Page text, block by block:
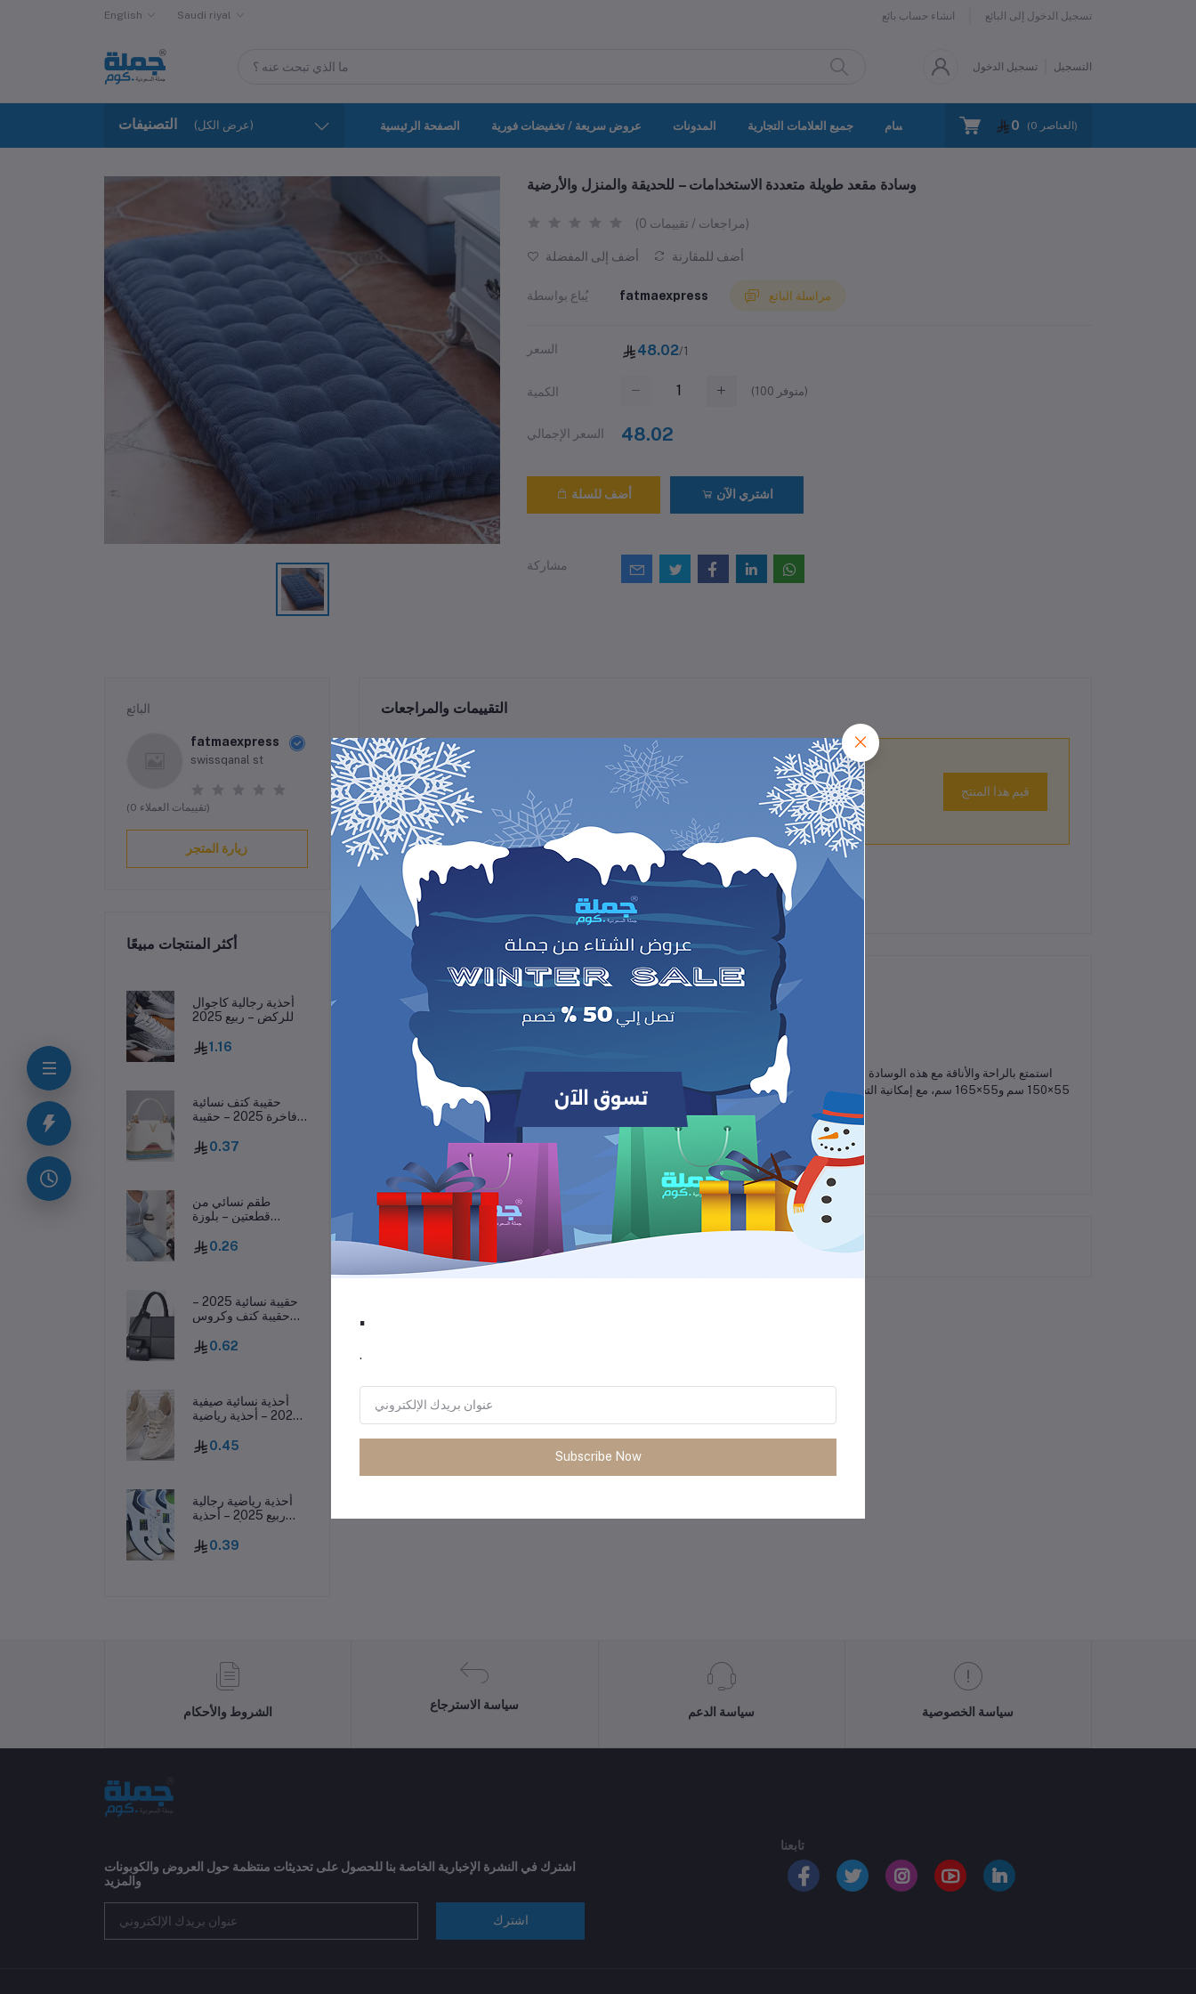
English Saudi riyal انشاء حساب بائع تسجيل الدخول إلى البائع
تسجيل الدخول التسجيل
التصنيفات (عرض الكل) الصفحة الرئيسية عروض سريعة / تخفيضات فورية المدونات جميع العلامات التجارية جميع الأقسام اتصل بنا سياسة الخصوصية 0 (0 العناصر)
وسادة مقعد طويلة متعددة الاستخدامات – للحديقة والمنزل والأرضية
(0 مراجعات / تقييمات)
أضف إلى المفضلة أضف للمقارنة
يُباع بواسطة fatmaexpress مراسلة البائع
السعر 48.02/1
الكمية (100 متوفر)
السعر الإجمالي 48.02
أضف للسلة اشتري الآن
مشاركة
البائع
fatmaexpress
swissqanal st
(0 تقييمات العملاء)
زيارة المتجر
أكثر المنتجات مبيعًا
أحذية رجالية كاجوال
للركض – ربيع 2025
1.16
حقيبة كتف نسائية
فاخرة 2025 – حقيبة
واحد0.37
طقم نسائي من
قطعتين – بلوزة
طويل، ملابس نوم
خريفية
0.26
حقيبة نسائية 2025 –
حقيبة كتف وكروس
كبيرة وأسلوب عصري
0.62
أحذية نسائية صيفية
2025 – أحذية رياضية
وخفيفة تسمح بمرور
الهواء
0.45
أحذية رياضية رجالية
ربيع 2025 – أحذية
سميك وقابلة للتهوية
ومقاومة للانزلاق
0.39
التقييمات والمراجعات
0 من أصل 5.0 قيم هذا المنتج
لم تكن هناك تقييمات لهذا المنتج حتى الآن.
استمتع بالراحة والأناقة مع هذه الوسادة الطويلة المصممة لتناسب المقاعد والكراسي والمقاعد الأرضية في المنزل أو الحديقة. متوفرة بمقاسات
55×150 سم و55×165 سم، مع إمكانية التخصيص حسب احتياجاتك. بفضل سمكها المريح وجودتها العالية، توفر دعمًا ممتازًا للجلوس لفترات طويلة،
وتضفي لمسة من الدفء والأناقة على أي مساحة.
المنتجات التي يتم شراؤها بشكل متكرر
الشروط والأحكام
سياسة الاسترجاع
سياسة الدعم سياسة الخصوصية
اشترك في النشرة الإخبارية الخاصة بنا للحصول على تحديثات منتظمة حول العروض والكوبونات
والمزيد
اشترك
تابعنا
.
.
Subscribe Now